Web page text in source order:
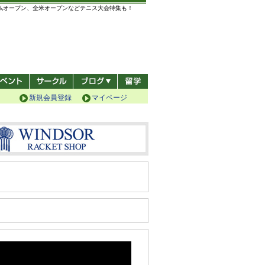
ープン、全米オープンなどテニス大会特集も！
マイページ
新規会員登録